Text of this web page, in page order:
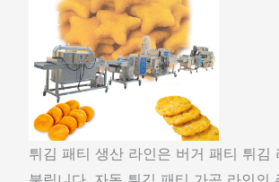
튀김 패티 생산 라인은 버거 패티 튀김